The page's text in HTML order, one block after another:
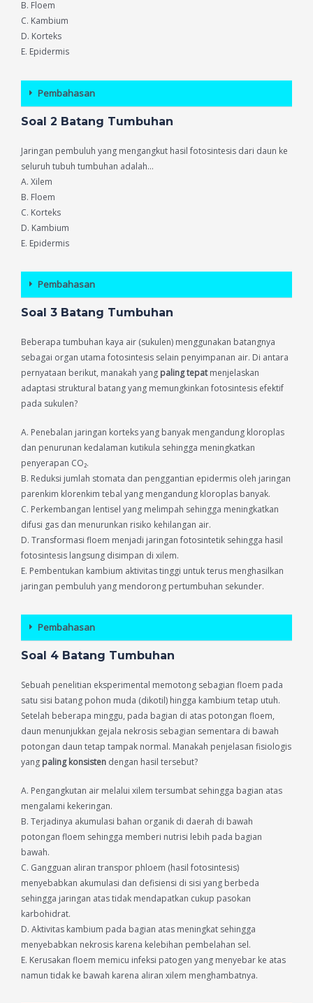
B. Floem
C. Kambium
D. Korteks
E. Epidermis
Pembahasan
Soal 2 Batang Tumbuhan
Jaringan pembuluh yang mengangkut hasil fotosintesis dari daun ke
seluruh tubuh tumbuhan adalah…
A. Xilem
B. Floem
C. Korteks
D. Kambium
E. Epidermis
Pembahasan
Soal 3 Batang Tumbuhan
Beberapa tumbuhan kaya air (sukulen) menggunakan batangnya
sebagai organ utama fotosintesis selain penyimpanan air. Di antara
pernyataan berikut, manakah yang paling tepatmenjelaskan
adaptasi struktural batang yang memungkinkan fotosintesis efektif
pada sukulen?
A. Penebalan jaringan korteks yang banyak mengandung kloroplas
dan penurunan kedalaman kutikula sehingga meningkatkan
penyerapan CO₂.
B. Reduksi jumlah stomata dan penggantian epidermis oleh jaringan
parenkim klorenkim tebal yang mengandung kloroplas banyak.
C. Perkembangan lentisel yang melimpah sehingga meningkatkan
difusi gas dan menurunkan risiko kehilangan air.
D. Transformasi floem menjadi jaringan fotosintetik sehingga hasil
fotosintesis langsung disimpan di xilem.
E. Pembentukan kambium aktivitas tinggi untuk terus menghasilkan
jaringan pembuluh yang mendorong pertumbuhan sekunder.
Pembahasan
Soal 4 Batang Tumbuhan
Sebuah penelitian eksperimental memotong sebagian floem pada
satu sisi batang pohon muda (dikotil) hingga kambium tetap utuh.
Setelah beberapa minggu, pada bagian di atas potongan floem,
daun menunjukkan gejala nekrosis sebagian sementara di bawah
potongan daun tetap tampak normal. Manakah penjelasan fisiologis
yang paling konsisten dengan hasil tersebut?
A. Pengangkutan air melalui xilem tersumbat sehingga bagian atas
mengalami kekeringan.
B. Terjadinya akumulasi bahan organik di daerah di bawah
potongan floem sehingga memberi nutrisi lebih pada bagian
bawah.
C. Gangguan aliran transpor phloem (hasil fotosintesis)
menyebabkan akumulasi dan defisiensi di sisi yang berbeda
sehingga jaringan atas tidak mendapatkan cukup pasokan
karbohidrat.
D. Aktivitas kambium pada bagian atas meningkat sehingga
menyebabkan nekrosis karena kelebihan pembelahan sel.
E. Kerusakan floem memicu infeksi patogen yang menyebar ke atas
namun tidak ke bawah karena aliran xilem menghambatnya.